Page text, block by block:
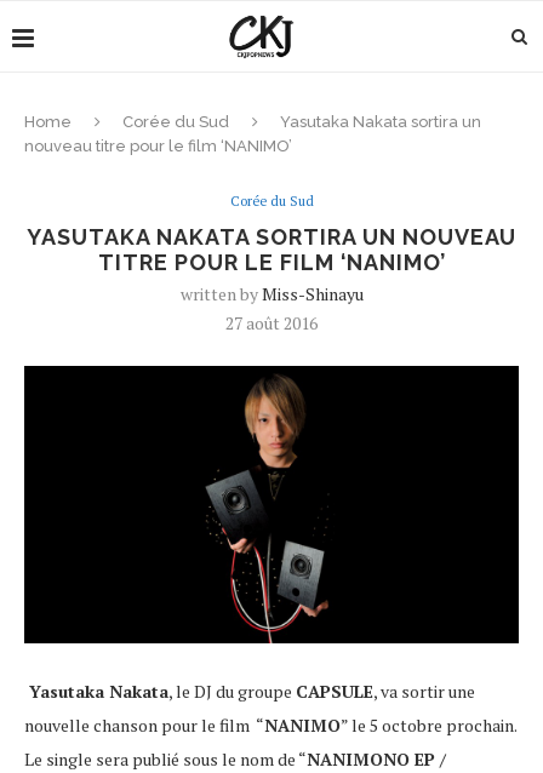
Home Corée du Sud
Yasutaka Nakata sortira un
nouveau titre pour le film ‘NANIMO’
Corée du Sud
YASUTAKA NAKATA SORTIRA UN NOUVEAU
TITRE POUR LE FILM ‘NANIMO’
written byMiss-Shinayu
27 août 2016
Yasutaka Nakata, le DJ du groupe CAPSULE, va sortir une
nouvelle chanson pour le film “NANIMO” le 5 octobre prochain.
Le single sera publié sous le nom de “NANIMONO EP /